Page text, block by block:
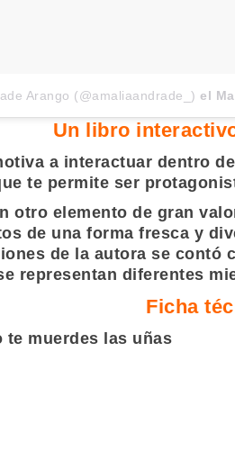
Arango (@amaliaandrade_) el Mar
Un libro
a interactuar dentro
te permite ser
otro elemento de gran
de una forma fresca y
de la autora se
representan diferentes
Ficha
te muerdes las uñas